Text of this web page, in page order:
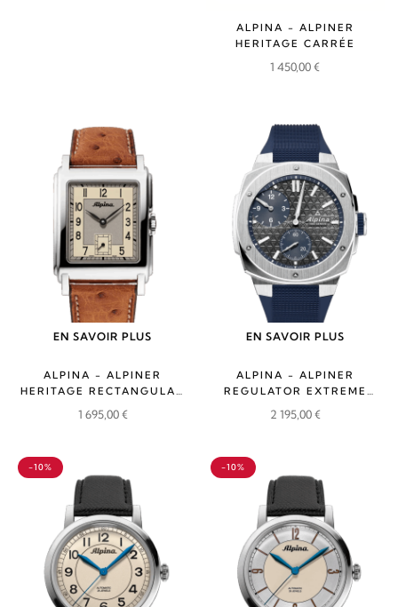
ALPINA - ALPINER
HERITAGE CARRÉE
1 450,00€
EN SAVOIR PLUS
ALPINA - ALPINER
HERITAGE RECTANGULAR
1 695,00€
EN SAVOIR PLUS
ALPINA - ALPINER
REGULATOR EXTREME
EDITION
2 195,00€
-10% -10%